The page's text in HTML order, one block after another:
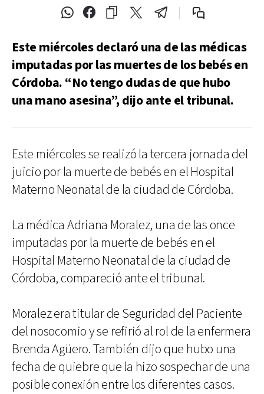
Este miércoles declaró una de las médicas
imputadas por las muertes de los bebés en
Córdoba. “No tengo dudas de que hubo
una mano asesina”, dijo ante el tribunal.
Este miércoles se realizó la tercera jornada del
juicio por la muerte de bebés en el Hospital
Materno Neonatal de la ciudad de Córdoba.
La médica Adriana Moralez, una de las once
imputadas por la muerte de bebés en el
Hospital Materno Neonatal de la ciudad de
Córdoba, compareció ante el tribunal.
Moralez era titular de Seguridad del Paciente
del nosocomio y se refirió al rol de la enfermera
Brenda Agüero. También dijo que hubo una
fecha de quiebre que la hizo sospechar de una
posible conexión entre los diferentes casos.